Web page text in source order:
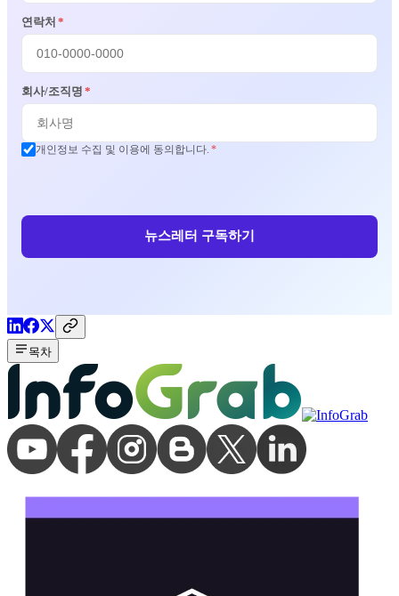
연락처 *
회사/조직명 *
개인정보 수집 및 이용에 동의합니다. *
뉴스레터 구독하기
목차